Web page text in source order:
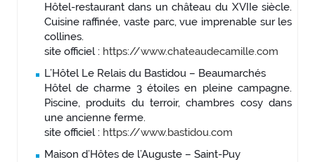
Hôtel-restaurant dans un château du XVIIe siècle.
Cuisine raffinée, vaste parc, vue imprenable sur les
collines.
site officiel : https://www.chateaudecamille.com
L’Hôtel Le Relais du Bastidou – Beaumarchés
Hôtel de charme 3 étoiles en pleine campagne.
Piscine, produits du terroir, chambres cosy dans
une ancienne ferme.
site officiel : https://www.bastidou.com
Maison d’Hôtes de l’Auguste – Saint-Puy